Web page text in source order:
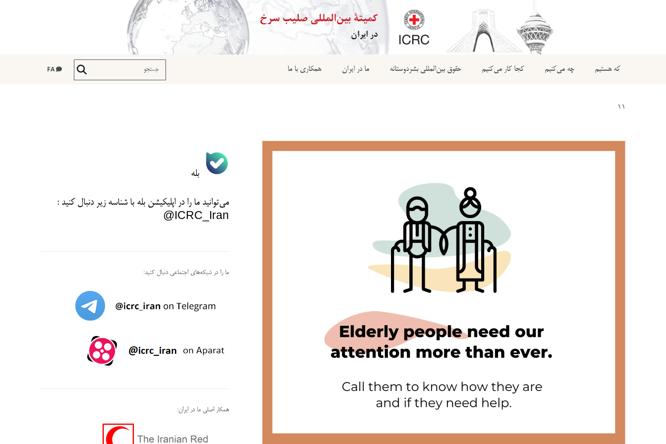
که هستیم چه می‌کنیم کجا کار می‌کنیم حقوق بین‌المللی بشردوستانه ما در ایران همکاری با ما
11
بله
می‌توانید ما را در اپلیکیشن بله با شناسه زیردنبال کنید :
ICRC_Iran@
ما را در شبکه‌های اجتماعی دنبال کنید:
همکار اصلی ما در ایران: